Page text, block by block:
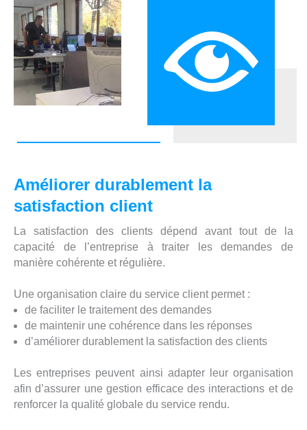
Améliorer durablement la
satisfaction client
La satisfaction des clients dépend avant tout de la
capacité de l’entreprise à traiter les demandes de
manière cohérente et régulière.
Une organisation claire du service client permet :
de faciliter le traitement des demandes
de maintenir une cohérence dans les réponses
d’améliorer durablement la satisfaction des clients
Les entreprises peuvent ainsi adapter leur organisation
afin d’assurer une gestion efficace des interactions et de
renforcer la qualité globale du service rendu.